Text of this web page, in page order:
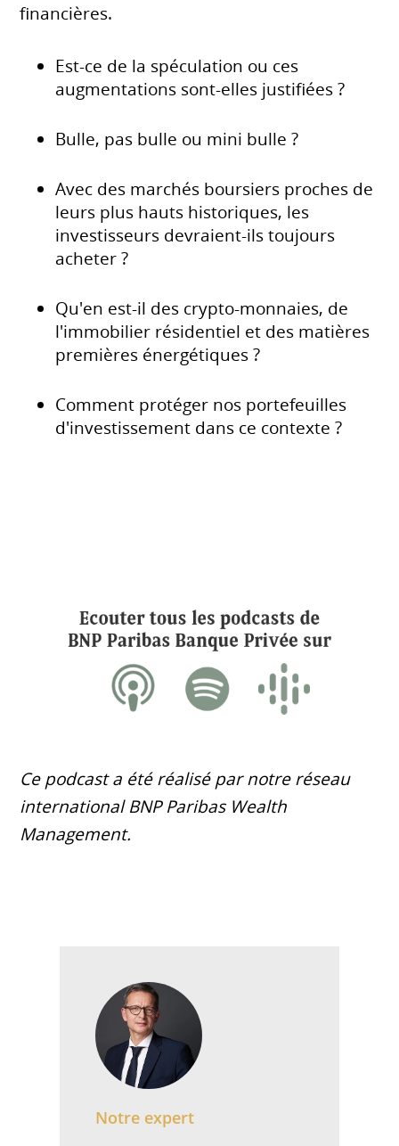
financières.
Est-ce de la spéculation ou ces
augmentations sont-elles justifiées ?
Bulle, pas bulle ou mini bulle ?
Avec des marchés boursiers proches de
leurs plus hauts historiques, les
investisseurs devraient-ils toujours
acheter ?
Qu'en est-il des crypto-monnaies, de
l'immobilier résidentiel et des matières
premières énergétiques ?
Comment protéger nos portefeuilles
d'investissement dans ce contexte ?
Ce podcast a été réalisé par notre réseau
international BNP Paribas Wealth
Management.
Notre expert